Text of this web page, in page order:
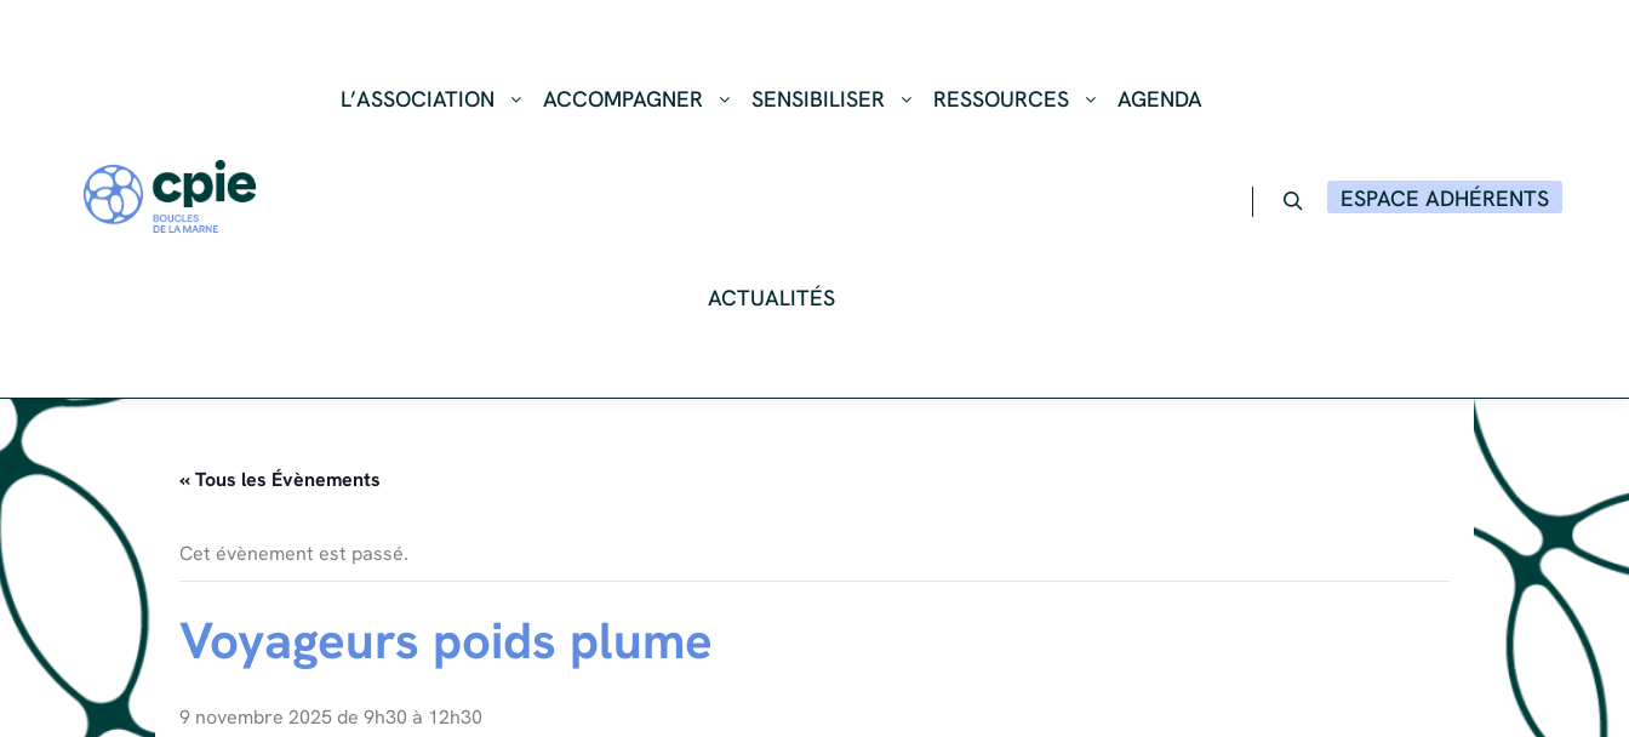
L’ASSOCIATION ACCOMPAGNER SENSIBILISER RESSOURCES AGENDA
ACTUALITÉS
ESPACE ADHÉRENTS
« Tous les Évènements
Cet évènement est passé.
Voyageurs poids plume
9 novembre 2025 de 9h30 à 12h30